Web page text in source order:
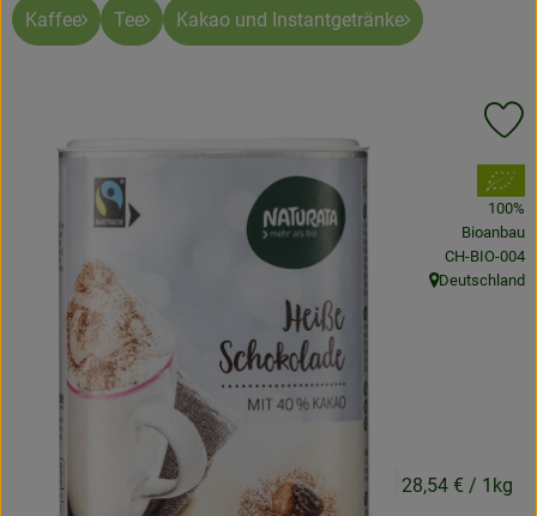
Bio-Kochboxen
Saisonthemen
Neues & Angebote
Obst & Gemüse
Frisches
Speisekammer
BioDrogerie
Kaffee Tee Kakao und Instantgetränke
9,99 € / Stück 28,54 € / 1kg
, Verband:
100%
Bioanbau
,CH-BIO-004
, Herkunft:
Deutschland